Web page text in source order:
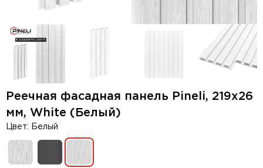
Реечная фасадная панель Pineli, 219х26
мм, White (Белый)
Цвет: Белый